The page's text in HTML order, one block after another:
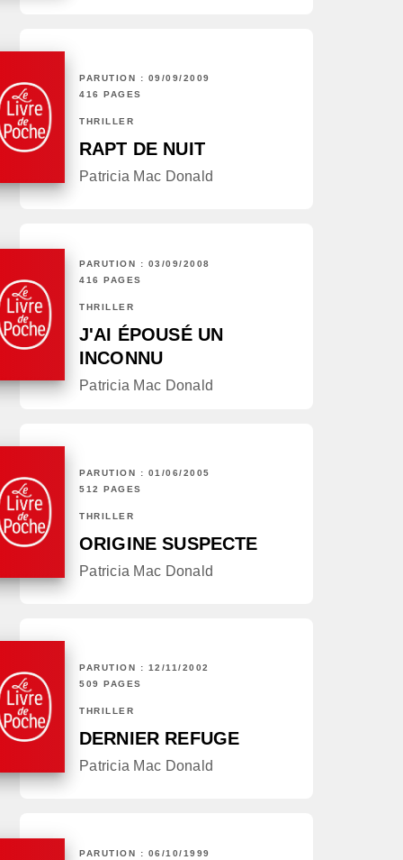
PARUTION : 09/09/2009
416 PAGES
THRILLER
RAPT DE NUIT
Patricia Mac Donald
PARUTION : 03/09/2008
416 PAGES
THRILLER
J'AI ÉPOUSÉ UN
INCONNU
Patricia Mac Donald
PARUTION : 01/06/2005
512 PAGES
THRILLER
ORIGINE SUSPECTE
Patricia Mac Donald
PARUTION : 12/11/2002
509 PAGES
THRILLER
DERNIER REFUGE
Patricia Mac Donald
PARUTION : 06/10/1999